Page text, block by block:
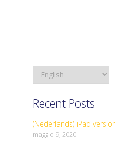
Recent Posts
(Nederlands) iPad
maggio 9, 2020